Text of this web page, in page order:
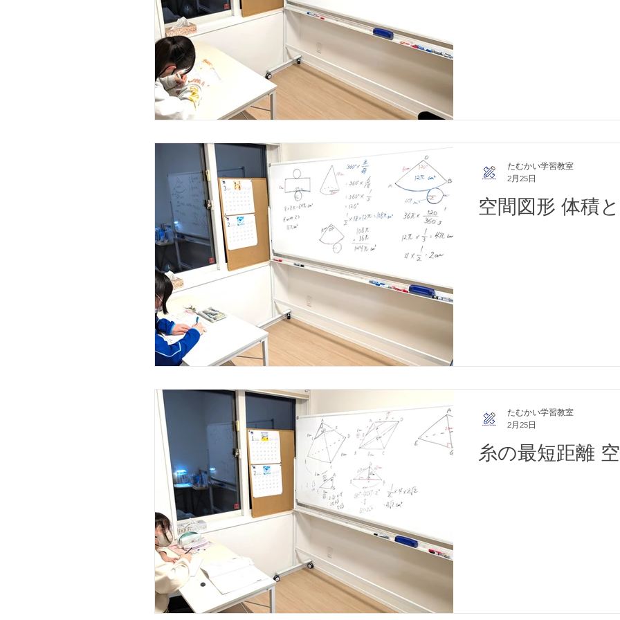
空間図形 体積
たむかい学習教室
2月25日
糸の最短距離
たむかい学習教室
2月25日